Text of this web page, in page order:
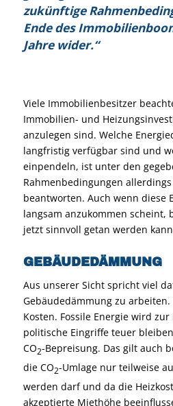
zukünftige
Ende des
Jahre wider.“
Viele Immobilienbesitzer
Immobilien- und
anzulegen sind. Welche
langfristig verfügbar sind und
einpendeln, ist unter den
Rahmenbedingungen
beantworten. Auch wenn diese
langsam anzukommen scheint,
jetzt sinnvoll getan werden
GEBÄUDEDÄMMUNG
Aus unserer Sicht spricht viel
Gebäudedämmung zu
Kosten. Fossile Energie wird
politische Eingriffe teuer
CO2-Bepreisung. Das gilt auch
die CO2-Umlage nur teilweise
werden darf und da die
akzeptierte Miethöhe